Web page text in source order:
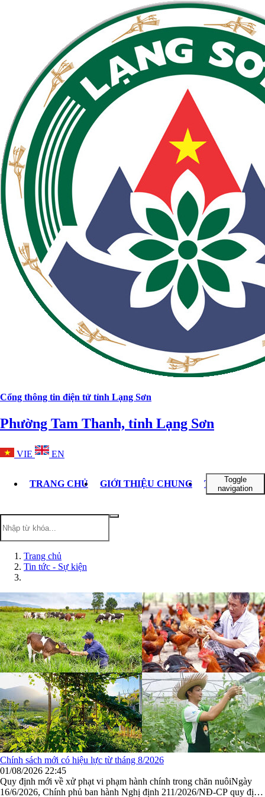
Cổng thông tin điện tử tỉnh Lạng Sơn
Phường Tam Thanh, tỉnh Lạng Sơn
VIE EN
TRANG CHỦ GIỚI THIỆU CHUNG TỔ CHỨC
Toggle
navigation
Trang chủ
Tin tức - Sự kiện
Chính sách mới có hiệu lực từ tháng 8/2026
01/08/2026 22:45
Quy định mới về xử phạt vi phạm hành chính trong chăn nuôiNgày
16/6/2026, Chính phủ ban hành Nghị định 211/2026/NĐ-CP quy định